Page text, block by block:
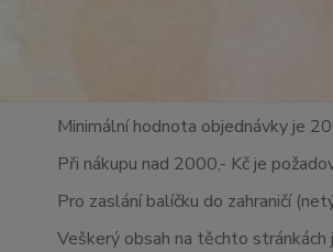
Minimální hodnota objednávky je
Při nákupu nad 2000,- Kč je
Pro zaslání balíčku do zahraničí
Veškerý obsah na těchto